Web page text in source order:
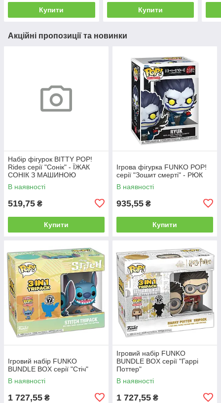
Купити Купити
Акційні пропозиції та новинки
Набір фігурок BITTY POP!
Rides серії "Сонік" - ЇЖАК
СОНІК З МАШИНОЮ
В наявності
519,75 ₴
Купити
Ігрова фігурка FUNKO POP!
серії "Зошит смерті" - РЮК
В наявності
935,55 ₴
Купити
Ігровий набір FUNKO
BUNDLE BOX серії "Стіч"
В наявності
1 727,55 ₴
Ігровий набір FUNKO
BUNDLE BOX серії "Гаррі
Поттер"
В наявності
1 727,55 ₴